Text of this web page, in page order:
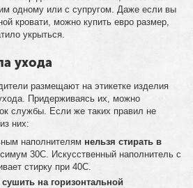
одному или с супругом. Даже если вы
кровати, можно купить евро размер,
укрыться.
ухода
размещают на этикетке изделия
Придерживаясь их, можно
службы. Если же таких правил не
них:
наполнителям нельзя стирать в
30С. Искусственный наполнитель с
стирку при 40С.
на горизонтальной